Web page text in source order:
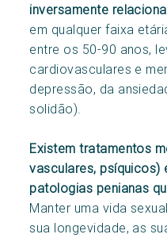
inversamente
em qualquer faixa
entre os 50-90 anos,
cardiovasculares e
depressão, da
solidão).
Existem tratamentos
vasculares,
patologias penianas
Manter uma vida
sua longevidade, as